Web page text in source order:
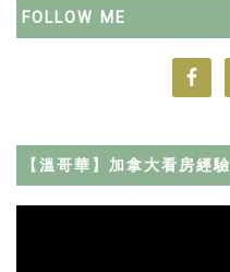
FOLLOW ME
【溫哥華】加拿大看房經驗